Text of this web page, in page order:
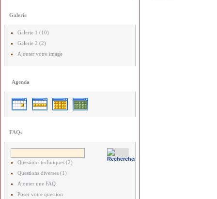
Galerie
Galerie 1 (10)
Galerie 2 (2)
Ajouter votre image
Agenda
FAQs
Questions techniques (2)
Questions diverses (1)
Ajouter une FAQ
Poser votre question